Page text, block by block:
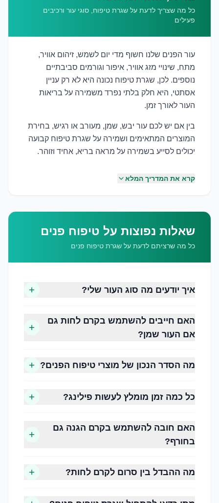
כל מה שצריך לדעת על שגרת טיפוח, סוגי עור ורכיבים
פעילים
עור הפנים שלנו חשוף מדי יום לשמש, זיהום אוויר,
מתח, שינויי מזג אוויר, איפור וגורמים סביבתיים
נוספים. לכן, שגרת טיפוח נכונה היא לא רק עניין
אסתטי, היא חלק בלתי נפרד משמירה על בריאות
העור לאורך זמן.
בין אם יש לכם עור יבש, שמן, מעורב או רגיש, בחירת
המוצרים המתאימים ושמירה על שגרת טיפוח קבועה
יכולים לסייע בשמירה על מראה בריא, אחיד וזוהר.
שיפור מרקם העור
ניקוי עודפי שומן ולכלוך
שמירה על מראה רענן וזוהר
הכנת העור לאיפור או לטיפולים קוסמטיים
עור יבש
עמום. זקוק ללחות עשירה ולהזנה.
קרא את המדריך המלא
שאלות נפוצות על טיפוח פנים
כל מה שרציתם לדעת על שגרת טיפוח פנים
איך יודעים מה סוג העור שלי?
האם חייבים להשתמש בקרם לחות גם
אם העור שמן?
מה הסדר הנכון של מוצרי טיפוח הפנים?
כל כמה זמן מומלץ לעשות פילינג?
האם חובה להשתמש בקרם הגנה גם
בחורף?
מה ההבדל בין סרום לקרם לחות?